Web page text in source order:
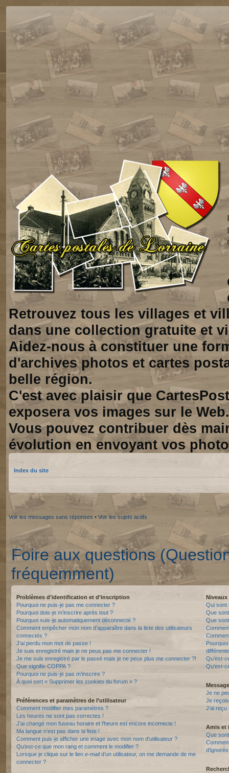
Retrouvez tous les villages et
dans une collection gratuite et
Aidez-nous à constituer une
d'archives photos et cartes
belle région.
C'est avec plaisir que
exposera vos images sur le Web.
Vous pouvez contribuer dès
évolution en envoyant vos
Index du site
Voir les messages sans réponses • Voir les sujets actifs
Foire aux questions
fréquemment)
Problèmes d’identification et d’inscription
Pourquoi ne puis-je pas me connecter ?
Pourquoi dois-je m’inscrire après tout ?
Pourquoi suis-je automatiquement déconnecté ?
Comment empêcher mon nom d’apparaître dans la liste des utilisateurs
connectés ?
J’ai perdu mon mot de passe !
Je suis enregistré mais je ne peux pas me connecter !
Je me suis enregistré par le passé mais je ne peux plus me connecter ?!
Que signifie COPPA ?
Pourquoi ne puis-je pas m’inscrire ?
À quoi sert « Supprimer les cookies du forum » ?
Préférences et paramètres de l’utilisateur
Comment modifier mes paramètres ?
Les heures ne sont pas correctes !
J’ai changé mon fuseau horaire et l’heure est encore incorrecte !
Ma langue n’est pas dans la liste !
Comment puis-je afficher une image avec mon nom d’utilisateur ?
Qu’est-ce que mon rang et comment le modifier ?
Lorsque je clique sur le lien e-maild’un utilisateur, on me demande de me
connecter ?
Niveaux
Qui sont
Que
Que
Qu’est-
Qu’est-
Je ne
Je
J’ai
Amis et
Que